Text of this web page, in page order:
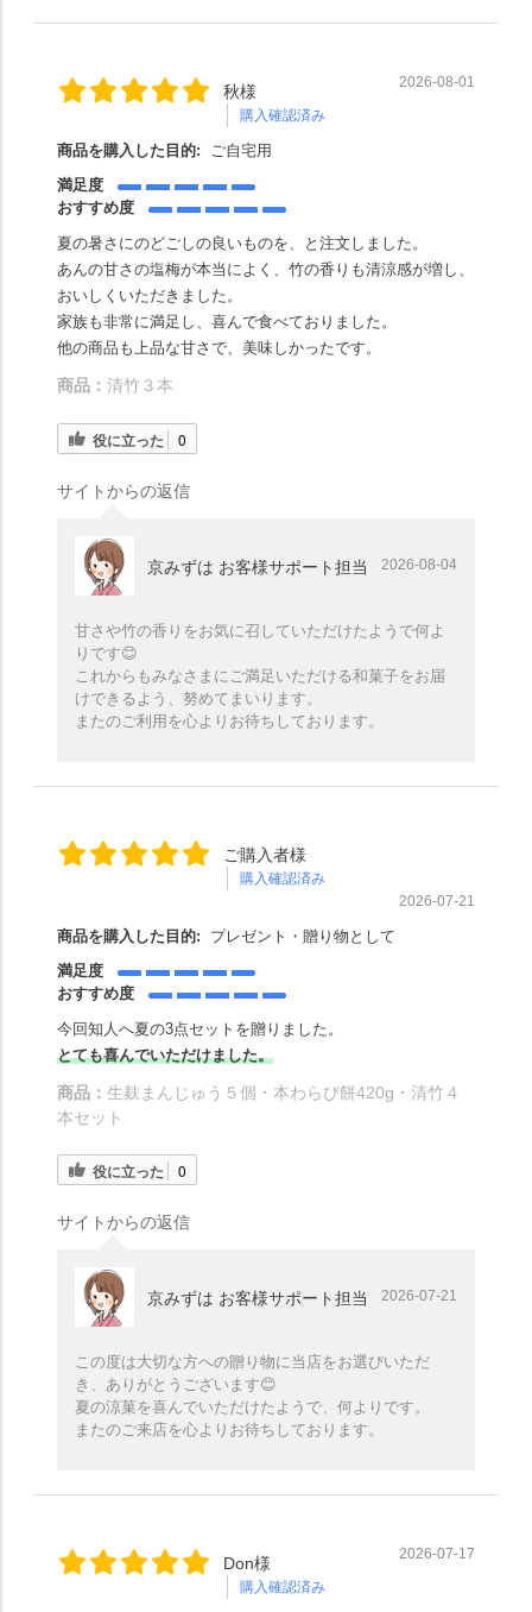
秋様
購入確認済み
2026-08-01
商品を購入した目的:
ご自宅用
満足度
おすすめ度
夏の暑さにのどごしの良いものを、と注文しました。
あんの甘さの塩梅が本当によく、竹の香りも清涼感が増し、
おいしくいただきました。
家族も非常に満足し、喜んで食べておりました。
他の商品も上品な甘さで、美味しかったです。
商品： 清竹３本
役に立った 0
サイトからの返信
京みずは お客様サポート担当 2026-08-04
甘さや竹の香りをお気に召していただけたようで何よ
りです😊
これからもみなさまにご満足いただける和菓子をお届
けできるよう、努めてまいります。
またのご利用を心よりお待ちしております。
ご購入者様
購入確認済み
2026-07-21
商品を購入した目的:
プレゼント・贈り物として
満足度
おすすめ度
今回知人へ夏の3点セットを贈りました。
とても喜んでいただけました。
商品： 生麸まんじゅう５個・本わらび餅420g・清竹４
本セット
役に立った 0
サイトからの返信
京みずは お客様サポート担当 2026-07-21
この度は大切な方への贈り物に当店をお選びいただ
き、ありがとうございます😊
夏の涼菓を喜んでいただけたようで、何よりです。
またのご来店を心よりお待ちしております。
Don様
購入確認済み
2026-07-17